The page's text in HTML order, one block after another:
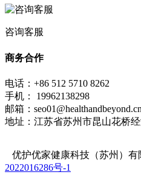
咨询客服
商务合作
电话：+86 512 5710 8262
手机： 19962138298
邮箱：seo01@healthandbeyond.cn
地址：江苏省苏州市昆山花桥
优护优家健康科技（苏州）有
2022016286号-1